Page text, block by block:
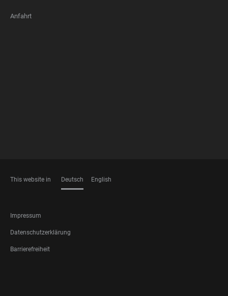
Anfahrt
This website in Deutsch English
FOOTER
LEGAL
Impressum
Datenschutzerklärung
Barrierefreiheit